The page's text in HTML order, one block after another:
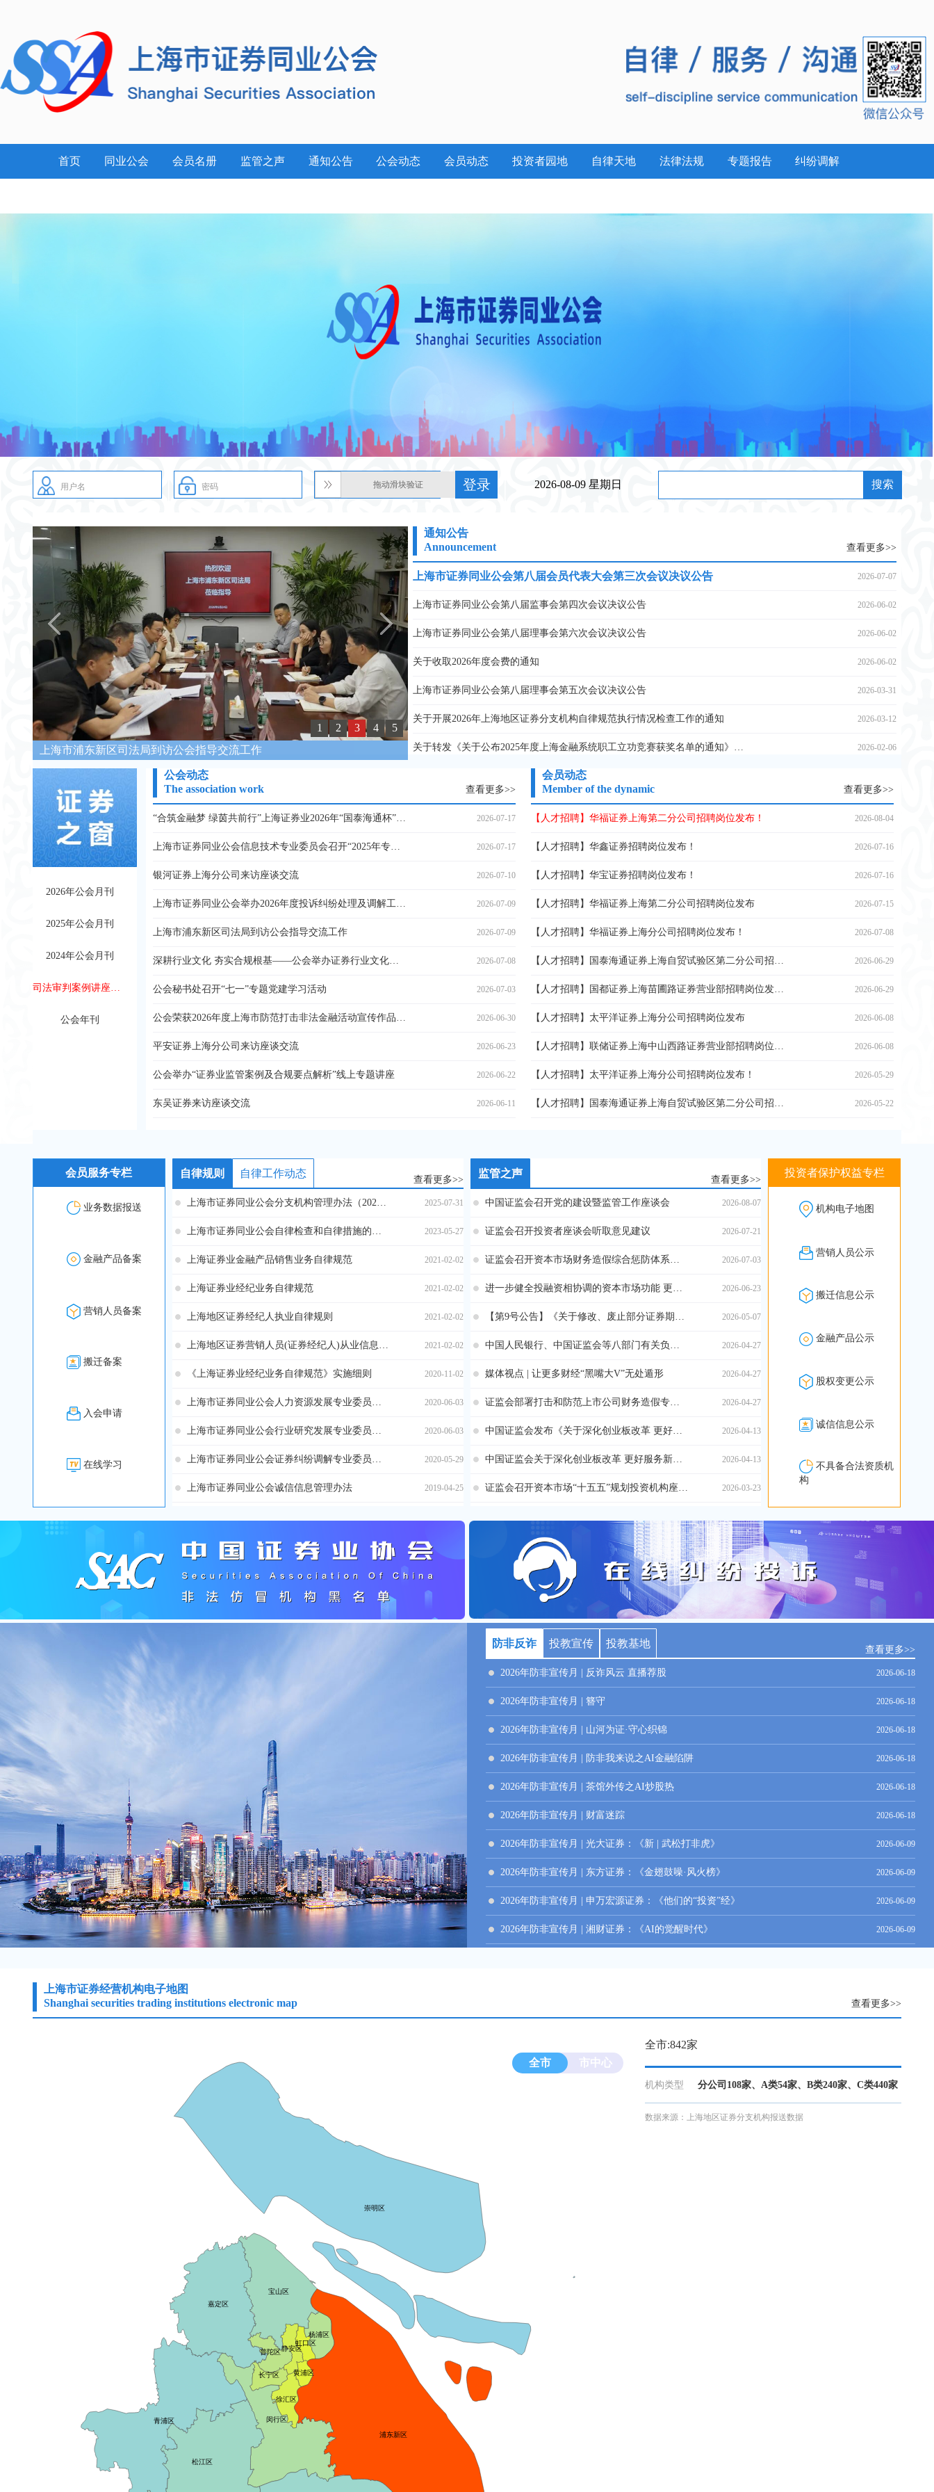
首页 同业公会 会员名册 监管之声 通知公告 公会动态 会员动态 投资者园地 自律天地 法律法规 专题报告 纠纷调解
用户名 密码 拖动滑块验证 登录 搜索
2026-08-09 星期日
1 2 3 4
5
上海市浦东新区司法局到访公会指导交流工作
通知公告
Announcement
查看更多>>
上海市证券同业公会第八届会员代表大会第三次会议决议公告 2026-07-07
上海市证券同业公会第八届监事会第四次会议决议公告 2026-06-02
上海市证券同业公会第八届理事会第六次会议决议公告 2026-06-02
关于收取2026年度会费的通知 2026-06-02
上海市证券同业公会第八届理事会第五次会议决议公告 2026-03-31
关于开展2026年上海地区证券分支机构自律规范执行情况检查工作的通知 2026-03-12
关于转发《关于公布2025年度上海金融系统职工立功竞赛获奖名单的通知》的通知 2026-02-06
2026年公会月刊
2025年公会月刊
2024年公会月刊
公会年刊
公会动态
The association work
查看更多>>
“合筑金融梦 绿茵共前行”上海证券业2026年“国泰海通杯”八人制足球比赛圆满完赛 2026-07-17
上海市证券同业公会信息技术专业委员会召开“2025年专项研究成果分享会” 2026-07-17
银河证券上海分公司来访座谈交流 2026-07-10
上海市证券同业公会举办2026年度投诉纠纷处理及调解工作培训 2026-07-09
上海市浦东新区司法局到访公会指导交流工作 2026-07-09
深耕行业文化 夯实合规根基——公会举办证券行业文化建设专题交流会 2026-07-08
公会秘书处召开“七一”专题党建学习活动 2026-07-03
公会荣获2026年度上海市防范打击非法金融活动宣传作品专项立功竞赛“优秀组织奖” 2026-06-30
平安证券上海分公司来访座谈交流 2026-06-23
公会举办“证券业监管案例及合规要点解析”线上专题讲座 2026-06-22
东吴证券来访座谈交流 2026-06-11
会员动态
Member of the dynamic
查看更多>>
【人才招聘】华福证券上海第二分公司招聘岗位发布！ 2026-08-04
【人才招聘】华鑫证券招聘岗位发布！ 2026-07-16
【人才招聘】华宝证券招聘岗位发布！ 2026-07-16
【人才招聘】华福证券上海第二分公司招聘岗位发布 2026-07-15
【人才招聘】华福证券上海分公司招聘岗位发布！ 2026-07-08
【人才招聘】国泰海通证券上海自贸试验区第二分公司招聘岗位发布！ 2026-06-29
【人才招聘】国都证券上海苗圃路证券营业部招聘岗位发布！ 2026-06-29
【人才招聘】太平洋证券上海分公司招聘岗位发布 2026-06-08
【人才招聘】联储证券上海中山西路证券营业部招聘岗位发布！ 2026-06-08
【人才招聘】太平洋证券上海分公司招聘岗位发布！ 2026-05-29
【人才招聘】国泰海通证券上海自贸试验区第二分公司招聘岗位发布！ 2026-05-22
会员服务专栏
业务数据报送
金融产品备案
营销人员备案
搬迁备案
入会申请
在线学习
自律规则 自律工作动态
查看更多>>
上海市证券同业公会分支机构管理办法（2025修订） 2025-07-31
上海市证券同业公会自律检查和自律措施的规则（2023年修订） 2023-05-27
上海证券业金融产品销售业务自律规范 2021-02-02
上海证券业经纪业务自律规范 2021-02-02
上海地区证券经纪人执业自律规则 2021-02-02
上海地区证券营销人员(证券经纪人)从业信息备案系统管理办法 2021-02-02
《上海证券业经纪业务自律规范》实施细则 2020-11-02
上海市证券同业公会人力资源发展专业委员会工作规则 2020-06-03
上海市证券同业公会行业研究发展专业委员会工作规则 2020-06-03
上海市证券同业公会证券纠纷调解专业委员会工作规则 2020-05-29
上海市证券同业公会诚信信息管理办法 2019-04-25
监管之声
查看更多>>
中国证监会召开党的建设暨监管工作座谈会 2026-08-07
证监会召开投资者座谈会听取意见建议 2026-07-21
证监会召开资本市场财务造假综合惩防体系央地协同工作推进会 2026-07-03
进一步健全投融资相协调的资本市场功能 更好服务新质生产力和经济高质量发展——吴清主席在2026陆家嘴论坛上的主题演讲 2026-06-23
【第9号公告】《关于修改、废止部分证券期货规范性文件的决定》 2026-05-07
中国人民银行、中国证监会等八部门有关负责人就《金融产品网络营销管理办法》答记者问 2026-04-27
媒体视点 | 让更多财经“黑嘴大V”无处遁形 2026-04-27
证监会部署打击和防范上市公司财务造假专项行动 2026-04-27
中国证监会发布《关于深化创业板改革 更好服务新质生产力发展的意见》 2026-04-13
中国证监会关于深化创业板改革 更好服务新质生产力发展的意见 2026-04-13
证监会召开资本市场“十五五”规划投资机构座谈会 2026-03-23
投资者保护权益专栏
机构电子地图
营销人员公示
搬迁信息公示
金融产品公示
股权变更公示
诚信信息公示
不具备合法资质机
构
防非反诈 投教宣传 投教基地
查看更多>>
2026年防非宣传月 | 反诈风云 直播荐股 2026-06-18
2026年防非宣传月 | 簪守 2026-06-18
2026年防非宣传月 | 山河为证·守心织锦 2026-06-18
2026年防非宣传月 | 防非我来说之AI金融陷阱 2026-06-18
2026年防非宣传月 | 茶馆外传之AI炒股热 2026-06-18
2026年防非宣传月 | 财富迷踪 2026-06-18
2026年防非宣传月 | 光大证券：《新 | 武松打非虎》 2026-06-09
2026年防非宣传月 | 东方证券：《金翅鼓噪·风火榜》 2026-06-09
2026年防非宣传月 | 申万宏源证券：《他们的“投资”经》 2026-06-09
2026年防非宣传月 | 湘财证券：《AI的觉醒时代》 2026-06-09
上海市证券经营机构电子地图
Shanghai securities trading institutions electronic map
查看更多>>
全市 市中心
全市:842家
机构类型 分公司108家、A类54家、B类240家、C类440家
数据来源：上海地区证券分支机构报送数据